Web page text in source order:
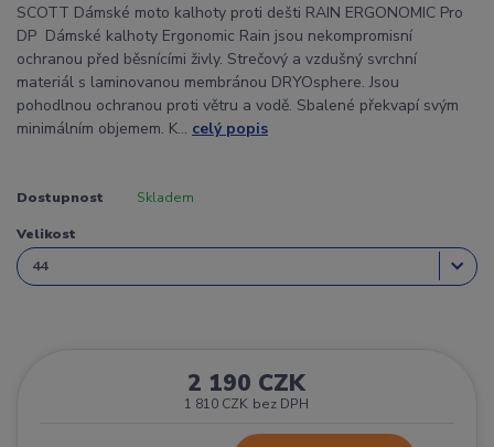
SCOTT Dámské moto kalhoty proti dešti RAIN ERGONOMIC Pro
DP Dámské kalhoty Ergonomic Rain jsou nekompromisní
ochranou před běsnícími živly. Strečový a vzdušný svrchní
materiál s laminovanou membránou DRYOsphere. Jsou
pohodlnou ochranou proti větru a vodě. Sbalené překvapí svým
minimálním objemem. K... celý popis
Dostupnost Skladem
Velikost
2 190 CZK
1 810 CZK bez DPH